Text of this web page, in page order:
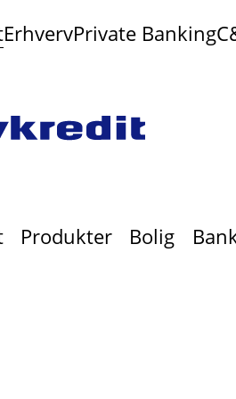
ErhvervPrivate Banking
Produkter Bolig